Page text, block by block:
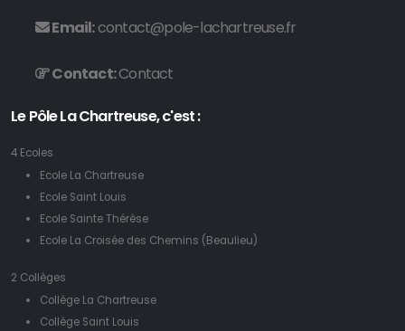
Email:contact@pole-lachartreuse.fr
Contact:Contact
Le Pôle La Chartreuse, c'est :
4 Ecoles
Ecole La Chartreuse
Ecole Saint Louis
Ecole Sainte Thérèse
Ecole La Croisée des Chemins (Beaulieu)
2 Collèges
Collège La Chartreuse
Collège Saint Louis